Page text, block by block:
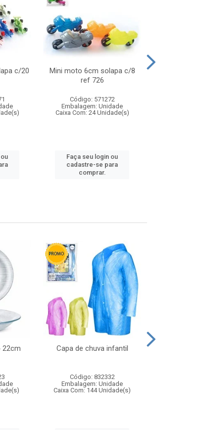
c/20
Mini moto 6cm solapa c/8
ref 726
Código: 571272
Embalagem: Unidade
Caixa Com: 24 Unidade(s)
Faça seu login ou
cadastre-se para
comprar.
22cm
Capa de chuva infantil
Código: 832332
Embalagem: Unidade
Caixa Com: 144 Unidade(s)